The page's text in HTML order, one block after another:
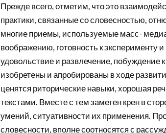
Прежде всего, отметим, что это
практики, связанные со словесностью,
многие приемы, используемые масс-
воображению, готовность к эксперименту
удовольствие и развлечение, побуждение
изобретены и апробированы в ходе
ценятся риторические навыки, хорошая
текстами. Вместе с тем заметен крен в
умений, ситуативности их применения.
словесности, вполне соотносятся с